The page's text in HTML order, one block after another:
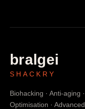
bralgei
SHACKRY
Biohacking · Anti-aging
Optimisation ·